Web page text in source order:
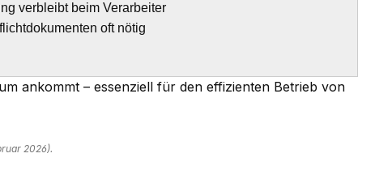
verbleibt beim Verarbeiter
oft nötig
ankommt – essenziell für den effizienten Betrieb von
2026).